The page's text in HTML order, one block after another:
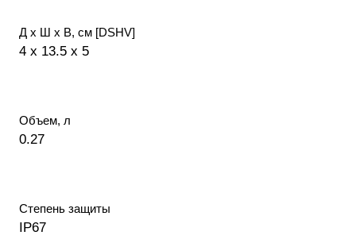
Д х Ш х В, см [DSHV]
4 x 13.5 x 5
Объем, л
0.27
Степень защиты
IP67